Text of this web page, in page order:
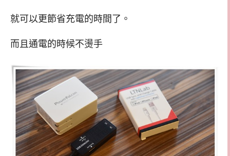
就可以更節省充電的時間了。
而且通電的時候不燙手